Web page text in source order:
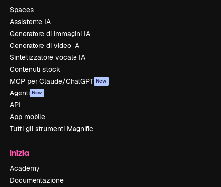
Spaces
Assistente IA
Generatore di immagini IA
Generatore di video IA
Sintetizzatore vocale IA
Contenuti stock
MCP per Claude/ChatGPT New
Agenti New
API
App mobile
Tutti gli strumenti Magnific
Inizia
Academy
Documentazione